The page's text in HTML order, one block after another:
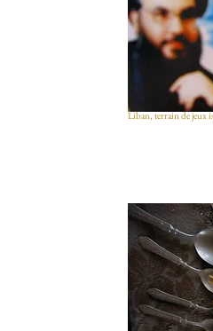
Liban, terrain de jeux